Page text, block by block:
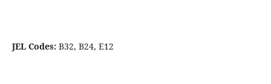
JEL Codes: B32, B24, E12